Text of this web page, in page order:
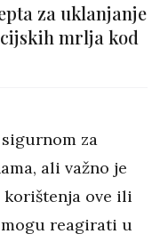
za uklanjanje
mrlja kod
za
ali važno je
ove ili
reagirati u